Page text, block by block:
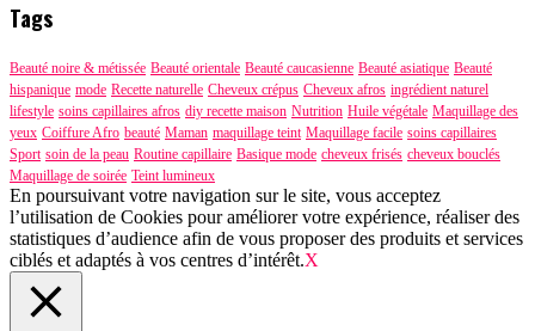
Tags
Beauté noire & métissée Beauté orientale Beauté caucasienne Beauté asiatique Beauté
hispanique mode Recette naturelle Cheveux crépus Cheveux afros ingrédient naturel
lifestyle soins capillaires afros diy recette maison Nutrition Huile végétale Maquillage des
yeux Coiffure Afro beauté Maman maquillage teint Maquillage facile soins capillaires
Sport soin de la peau Routine capillaire Basique mode cheveux frisés cheveux bouclés
Maquillage de soirée Teint lumineux
En poursuivant votre navigation sur le site, vous acceptez
l’utilisation de Cookies pour améliorer votre expérience, réaliser des
statistiques d’audience afin de vous proposer des produits et services
ciblés et adaptés à vos centres d’intérêt.X